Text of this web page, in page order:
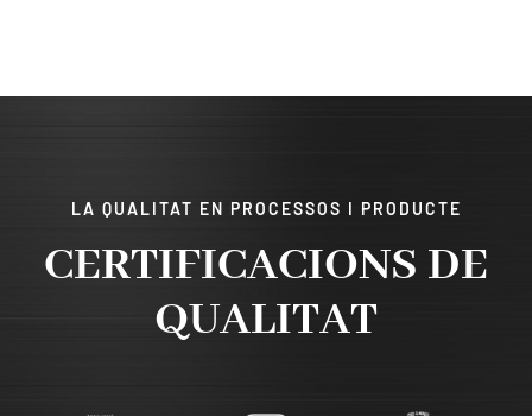
LA QUALITAT EN PROCESSOS I PRODUCTE
CERTIFICACIONS DE
QUALITAT